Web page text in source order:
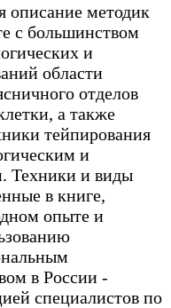
описание методик
с большинством
и
области
отделов
а также
тейпирования
и
Техники и виды
в книге,
опыте и
в России -
специалистов по